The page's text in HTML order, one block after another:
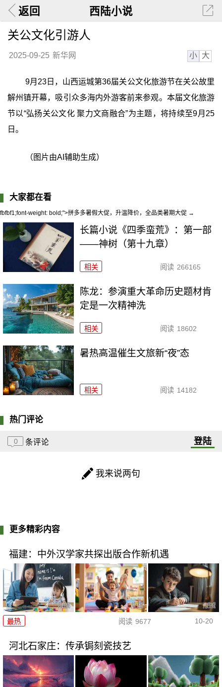
返回 西陆小说
关公文化引游人
2025-09-25 新华网 小 大
9月23日，山西运城第36届关公文化旅游节在关公故里
解州镇开幕，吸引众多海内外游客前来参观。本届文化旅游
节以“弘扬关公文化 聚力文商融合”为主题，将持续至9月25
日。
（图片由AI辅助生成）
大家都在看
fbfbf1;font-weight: bold;">拼多多暑假大促，升温降价，全品类暑期大促 →
长篇小说《四季蛮荒》：第一部
——神树（第十九章）
相关 阅读 266165
陈龙：参演重大革命历史题材肯
定是一次精神洗
相关 阅读 18602
暑热高温催生文旅新“夜”态
相关 阅读 14182
热门评论
0 条评论 登陆
我来说两句
更多精彩内容
福建：中外汉学家共探出版合作新机遇
最热 阅读 9677 10-20
河北石家庄：传承锔刻瓷技艺